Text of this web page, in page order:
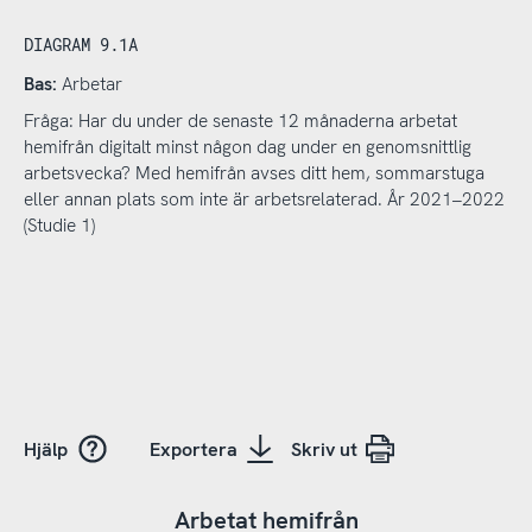
DIAGRAM 9.1A
Bas: Arbetar
Fråga: Har du under de senaste 12 månaderna arbetat
hemifrån digitalt minst någon dag under en genomsnittlig
arbetsvecka? Med hemifrån avses ditt hem, sommarstuga
eller annan plats som inte är arbetsrelaterad. År 2021–2022
(Studie 1)
Hjälp Exportera Skriv ut
Arbetat hemifrån